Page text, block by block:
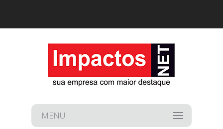
MENU